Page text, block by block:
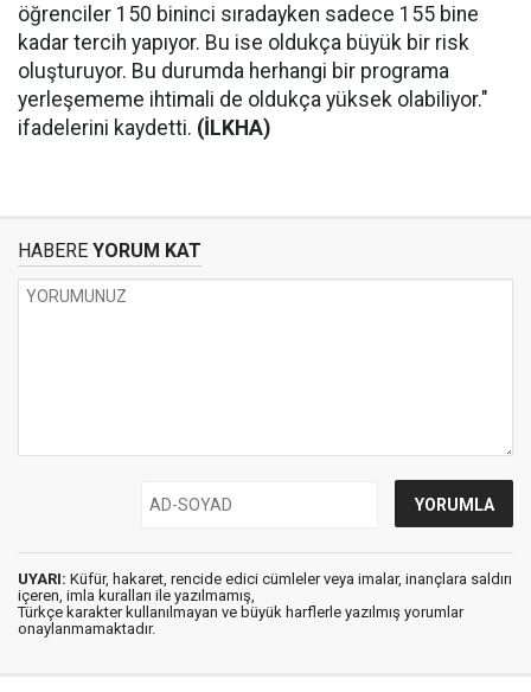
öğrenciler 150 bininci sıradayken sadece 155 bine
kadar tercih yapıyor. Bu ise oldukça büyük bir risk
oluşturuyor. Bu durumda herhangi bir programa
yerleşememe ihtimali de oldukça yüksek olabiliyor."
ifadelerini kaydetti. (İLKHA)
HABERE YORUM KAT
UYARI: Küfür, hakaret, rencide edici cümleler veya imalar, inançlara saldırı
içeren, imla kuralları ile yazılmamış,
Türkçe karakter kullanılmayan ve büyük harflerle yazılmış yorumlar
onaylanmamaktadır.